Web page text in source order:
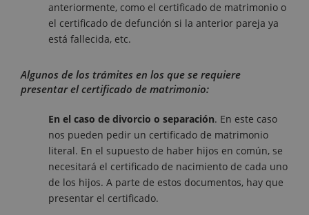
anteriormente, como el certificado de matrimonio o
el certificado de defunción si la anterior pareja ya
está fallecida, etc.
Algunos de los trámites en los que se requiere
presentar el certificado de matrimonio:
En el caso de divorcio o separación. En este caso
nos pueden pedir un certificado de matrimonio
literal. En el supuesto de haber hijos en común, se
necesitará el certificado de nacimiento de cada uno
de los hijos. A parte de estos documentos, hay que
presentar el certificado.